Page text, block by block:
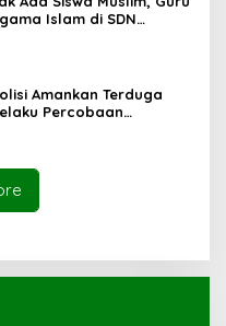
Islam di SDN
Amankan Terduga
Percobaan